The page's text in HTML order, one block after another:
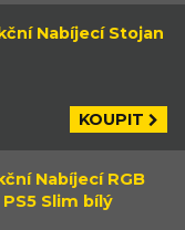
Nabíjecí Stojan
KOUPIT
Nabíjecí RGB
Slim bílý